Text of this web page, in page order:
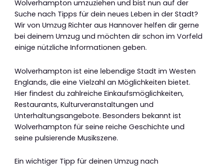
Wolverhampton umzuziehen und bist nun auf der
Suche nach Tipps für dein neues Leben in der Stadt?
Wir von Umzug Richter aus Hannover helfen dir gerne
bei deinem Umzug und möchten dir schon im Vorfeld
einige nützliche Informationen geben.
Wolverhampton ist eine lebendige Stadt im Westen
Englands, die eine Vielzahl an Möglichkeiten bietet.
Hier findest du zahlreiche Einkaufsmöglichkeiten,
Restaurants, Kulturveranstaltungen und
Unterhaltungsangebote. Besonders bekannt ist
Wolverhampton für seine reiche Geschichte und
seine pulsierende Musikszene.
Ein wichtiger Tipp für deinen Umzug nach